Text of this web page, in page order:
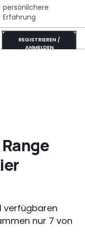
persönlichere
Erfahrung
REGISTRIEREN /
ANMELDEN
verfügbaren
nur 7 von